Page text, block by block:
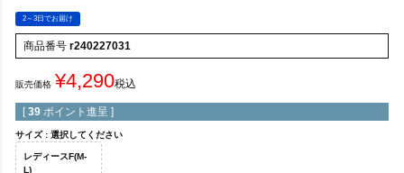
2～3日でお届け
商品番号 r240227031
販売価格 ¥4,290税込
[ 39 ポイント進呈 ]
サイズ 選択してください
レディースF(M-
L)